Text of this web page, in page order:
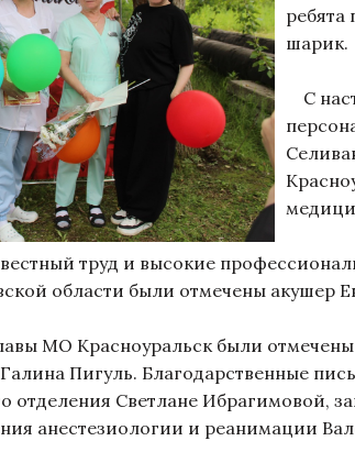
шарик.
С
труд и высокие
области были отмечены акушер
МО Красноуральск были
Галина Пигуль. Благодарственные
отделения Светлане Ибрагимовой,
анестезиологии и реанимации